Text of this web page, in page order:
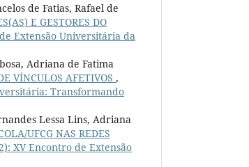
de Fatias, Rafael de
E GESTORES DO
Extensão Universitária da
Adriana de Fatima
VÍNCULOS AFETIVOS ,
Transformando
Lessa Lins, Adriana
UFCG NAS REDES
XV Encontro de Extensão